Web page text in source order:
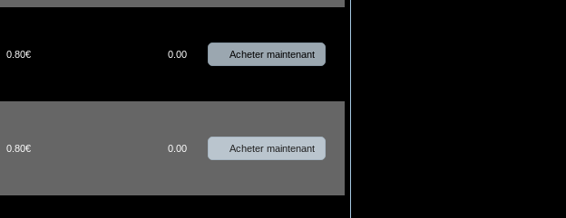
0.80€ 0.00 Acheter maintenant
0.80€ 0.00 Acheter maintenant